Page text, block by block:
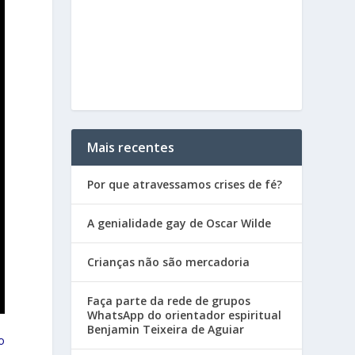
Mais recentes
Por que atravessamos crises de fé?
A genialidade gay de Oscar Wilde
Crianças não são mercadoria
Faça parte da rede de grupos
WhatsApp do orientador espiritual
Benjamin Teixeira de Aguiar